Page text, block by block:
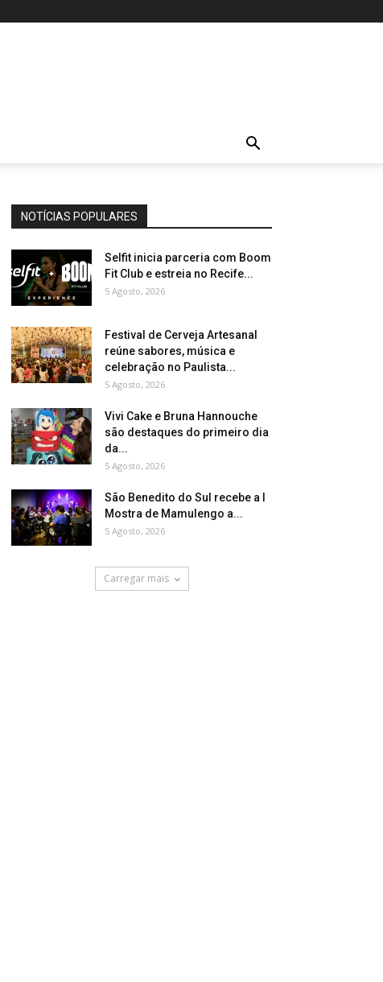
NOTÍCIAS POPULARES
Selfit inicia parceria com Boom
Fit Club e estreia no Recife...
5 Agosto, 2026
Festival de Cerveja Artesanal
reúne sabores, música e
celebração no Paulista...
5 Agosto, 2026
Vivi Cake e Bruna Hannouche
são destaques do primeiro dia
da...
5 Agosto, 2026
São Benedito do Sul recebe a I
Mostra de Mamulengo a...
5 Agosto, 2026
Carregar mais